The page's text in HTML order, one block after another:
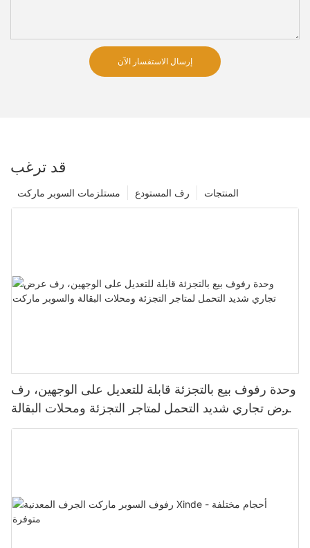
إرسال الاستفسار الآن
قد ترغب
المنتجات رف المستودع مستلزمات السوبر ماركت
وحدة رفوف بيع بالتجزئة قابلة للتعديل على الوجهين، رف
عرض تجاري شديد التحمل لمتاجر التجزئة ومحلات البقالة
والسوبر ماركت